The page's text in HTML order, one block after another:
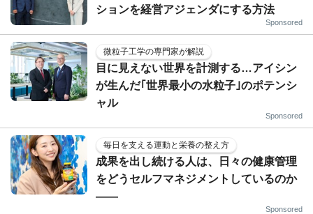
ションを経営アジェンダにする方法
Sponsored
微粒子工学の専門家が解説
目に見えない世界を計測する…アイシン
が生んだ｢世界最小の水粒子｣のポテンシ
ャル
Sponsored
毎日を支える運動と栄養の整え方
成果を出し続ける人は、日々の健康管理
をどうセルフマネジメントしているのか
——
Sponsored